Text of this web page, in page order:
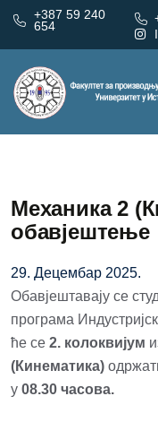
+387 59 240
654
Механика 2
обавјештење
29. Децембар 2025.
Обавјештавају се
програма
ће се 2. колоквијум
(Кинематика)
у 08.30 часова.